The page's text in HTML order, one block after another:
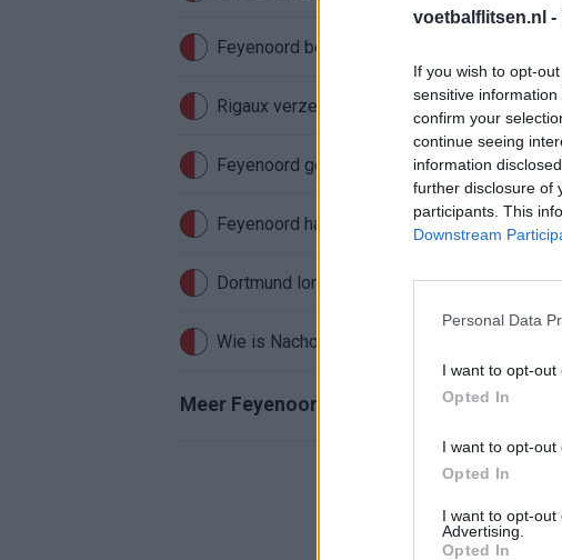
voetbalflitsen.nl -
If you wish to opt-
sensitive
confirm your
continue seeing
information
further disclosure of
participants. This
Downstream
Personal Data
I want to opt-out
Opted In
I want to opt-out
Opted In
I want to opt-out
Advertising.
Opted In
Feyenoord begint aan nieuw tijdperk:
Rigaux verzet meteen bergen bij
Feyenoord gebruikt Ajax-talenten voor
Feyenoord haakte al snel af: WK-sensatie
Wie is Nacho Ferri? Profiel van Feyenoords
Meer Feyenoord-nieuws